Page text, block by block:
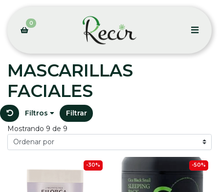
0
MASCARILLAS
FACIALES
Filtros
Filtrar
Mostrando 9 de 9
-30% -50%